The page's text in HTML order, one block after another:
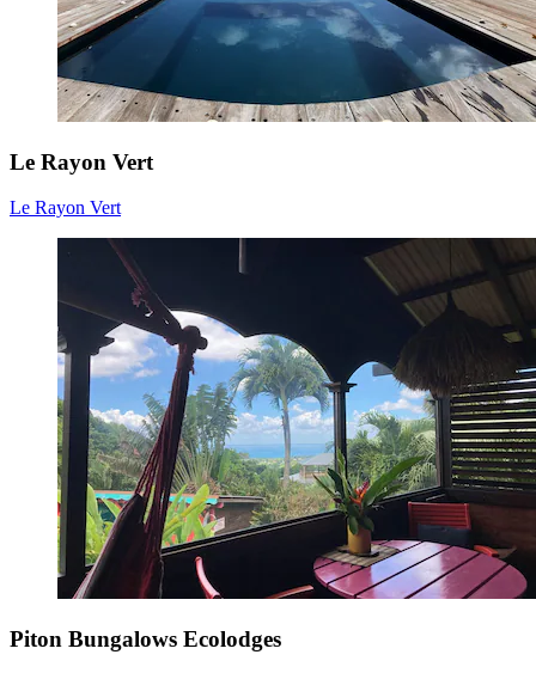
Le Rayon Vert
Le Rayon Vert
Piton Bungalows Ecolodges